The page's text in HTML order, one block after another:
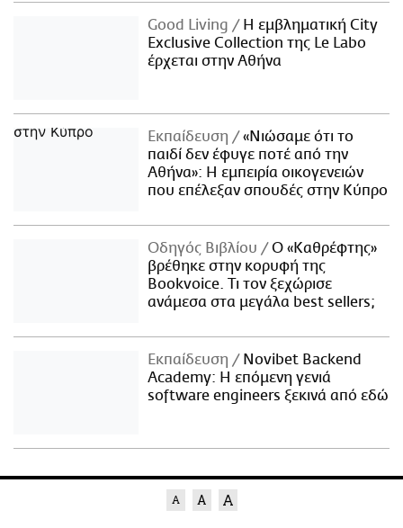
Good Living
Η εμβληματική City
Exclusive Collection της Le Labo
έρχεται στην Αθήνα
Εκπαίδευση
«Νιώσαμε ότι το
παιδί δεν έφυγε ποτέ από την
Αθήνα»: Η εμπειρία οικογενειών
που επέλεξαν σπουδές στην Κύπρο
Οδηγός Βιβλίου
Ο «Καθρέφτης»
βρέθηκε στην κορυφή της
Bookvoice. Τι τον ξεχώρισε
ανάμεσα στα μεγάλα best sellers;
Εκπαίδευση
Novibet Backend
Academy: Η επόμενη γενιά
software engineers ξεκινά από εδώ